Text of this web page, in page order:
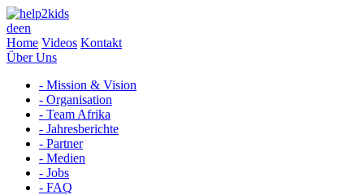
deen
Home Videos Kontakt
Über Uns
- Mission & Vision
- Organisation
- Team Afrika
- Jahresberichte
- Partner
- Medien
- Jobs
- FAQ